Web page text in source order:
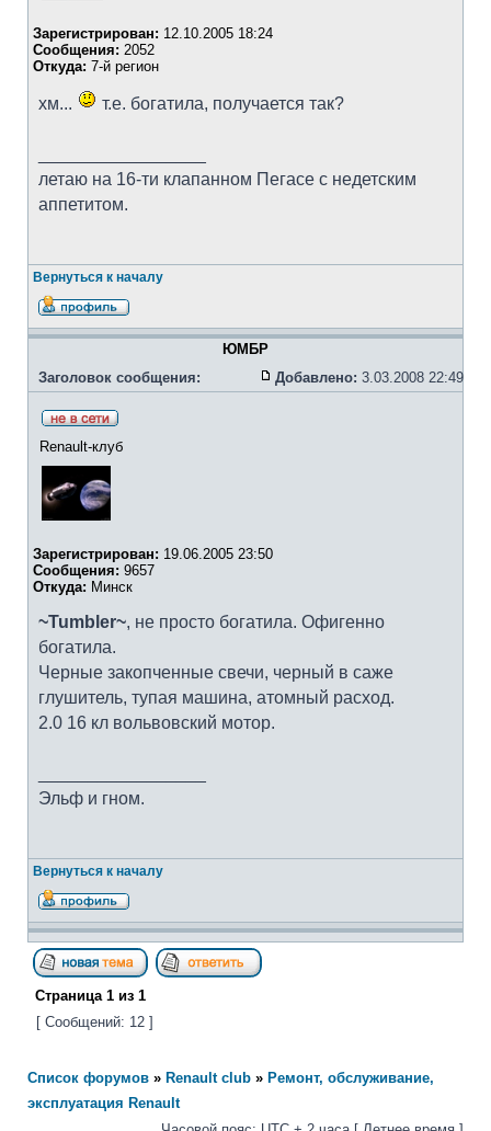
Зарегистрирован: 12.10.2005 18:24
Сообщения: 2052
Откуда: 7-й регион
хм... т.е. богатила, получается так?
летаю на 16-ти клапанном Пегасе с недетским
аппетитом.
Вернуться к началу
ЮМБР
Заголовок сообщения:
Добавлено: 3.03.2008 22:49
Renault-клуб
Зарегистрирован: 19.06.2005 23:50
Сообщения: 9657
Откуда: Минск
~Tumbler~, не просто богатила. Офигенно
богатила.
Черные закопченные свечи, черный в саже
глушитель, тупая машина, атомный расход.
2.0 16 кл вольвовский мотор.
Эльф и гном.
Вернуться к началу
Страница 1 из 1
[ Сообщений: 12 ]
Список форумов » Renault club » Ремонт, обслуживание,
эксплуатация Renault